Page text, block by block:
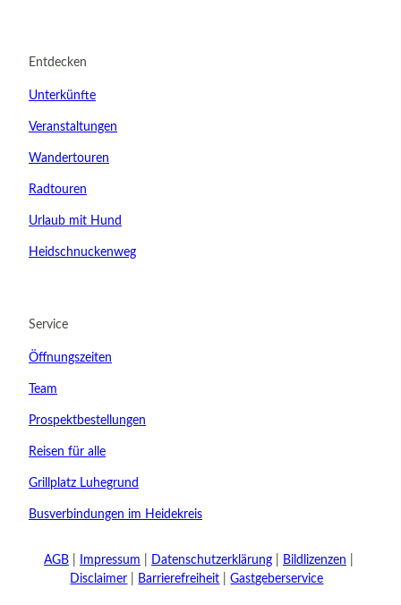
Kinder
Entdecken
Unterkünfte
Veranstaltungen
Wandertouren
Radtouren
Urlaub mit Hund
Heidschnuckenweg
Service
Öffnungszeiten
Team
Prospektbestellungen
Reisen für alle
Grillplatz Luhegrund
Busverbindungen im Heidekreis
AGB Impressum Datenschutzerklärung
Bildlizenzen
Disclaimer
Barrierefreiheit Gastgeberservice